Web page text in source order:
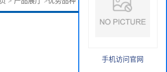
手机访问官网